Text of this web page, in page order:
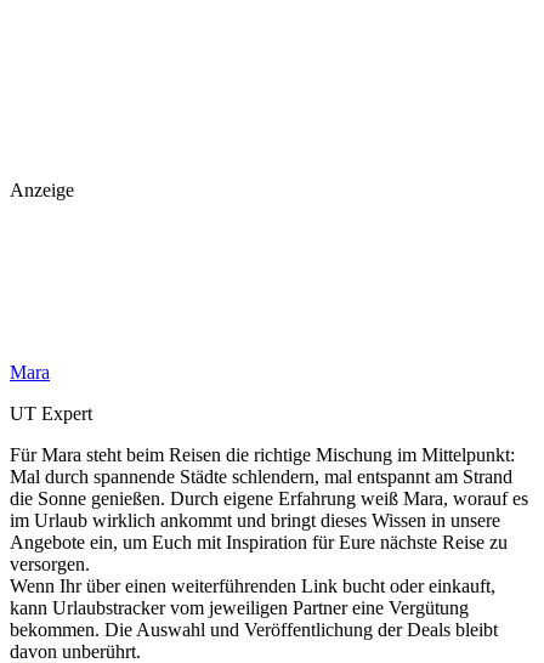
Anzeige
Mara
UT Expert
Für Mara steht beim Reisen die richtige Mischung im Mittelpunkt:
Mal durch spannende Städte schlendern, mal entspannt am Strand
die Sonne genießen. Durch eigene Erfahrung weiß Mara, worauf es
im Urlaub wirklich ankommt und bringt dieses Wissen in unsere
Angebote ein, um Euch mit Inspiration für Eure nächste Reise zu
versorgen.
Wenn Ihr über einen weiterführenden Link bucht oder einkauft,
kann Urlaubstracker vom jeweiligen Partner eine Vergütung
bekommen. Die Auswahl und Veröffentlichung der Deals bleibt
davon unberührt.